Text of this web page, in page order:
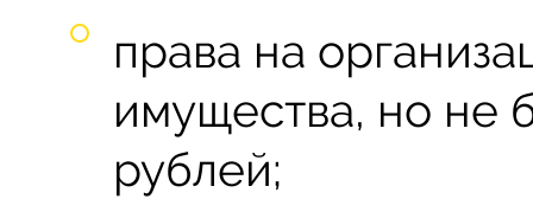
права на
имущества, но не
рублей;